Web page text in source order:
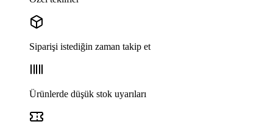
Siparişi istediğin zaman takip et
Ürünlerde düşük stok uyarıları